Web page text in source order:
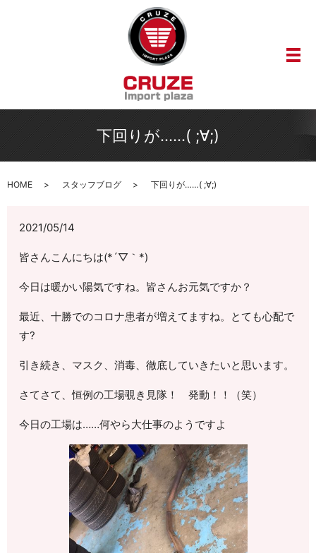
メ
下回りが……( ;∀;)
HOME スタッフブログ 下回りが……( ;∀;)
2021/05/14
皆さんこんにちは(*´▽｀*)
今日は暖かい陽気ですね。皆さんお元気ですか？
最近、十勝でのコロナ患者が増えてますね。とても心配で
す?
引き続き、マスク、消毒、徹底していきたいと思います。
さてさて、恒例の工場覗き見隊！ 発動！！（笑）
今日の工場は……何やら大仕事のようですよ